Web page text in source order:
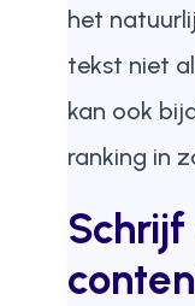
het
tekst niet
kan ook
ranking in